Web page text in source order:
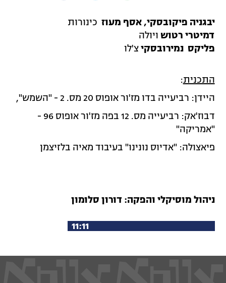
יבגניה פיקובסקי, אסף מעוז כינורות
דמיטרי רטוש ויולה
פליקס נמירובסקי צ'לו
התכנית:
היידן: רביעייה בדו מז'ור אופוס 20 מס. 2 - "השמש",
דבוז'אק: רביעייה מס. 12 בפה מז'ור אופוס 96 -
"אמריקה"
פיאצולה: "אדיוס נונינו" בעיבוד מאיה בלזיצמן
ניהול מוסיקלי והפקה: דורון סלומון
לכל תכניות שחרית מוסיקלית 11:11